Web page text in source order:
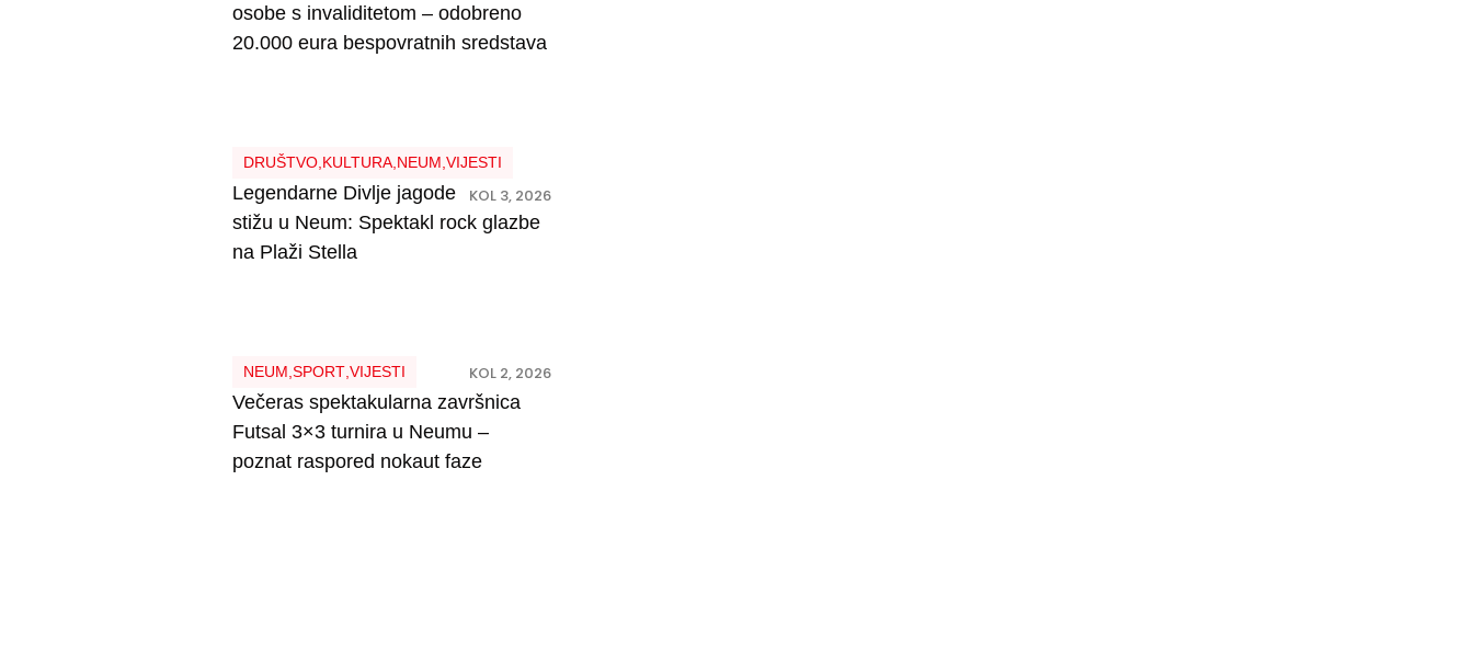
osobe s invaliditetom – odobreno
20.000 eura bespovratnih sredstava
DRUŠTVO KULTURA NEUM VIJESTI
KOL 3, 2026
Legendarne Divlje jagode
stižu u Neum: Spektakl rock glazbe
na Plaži Stella
NEUM SPORT VIJESTI KOL 2, 2026
Večeras spektakularna završnica
Futsal 3×3 turnira u Neumu –
poznat raspored nokaut faze